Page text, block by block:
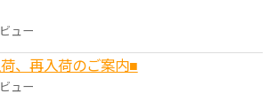
ュー
、再入荷のご案内■
ュー